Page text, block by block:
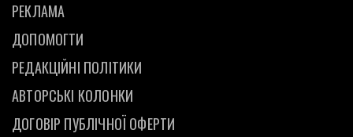
РЕКЛАМА
ДОПОМОГТИ
РЕДАКЦІЙНІ ПОЛІТИКИ
АВТОРСЬКІ КОЛОНКИ
ДОГОВІР ПУБЛІЧНОЇ ОФЕРТИ